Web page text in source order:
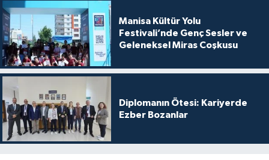
Manisa Kültür Yolu
Festivali’nde Genç Sesler ve
Geleneksel Miras Coşkusu
Diplomanın Ötesi: Kariyerde
Ezber Bozanlar